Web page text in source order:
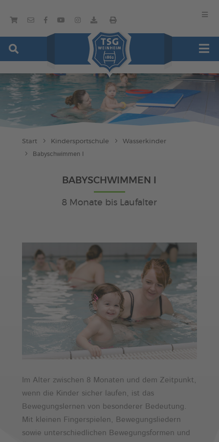
Start Kindersportschule
Wasserkinder
Babyschwimmen I
BABYSCHWIMMEN I
8 Monate bis Laufalter
Im Alter zwischen 8 Monaten und dem Zeitpunkt,
wenn die Kinder sicher laufen, ist das
Bewegungslernen von besonderer Bedeutung.
Mit kleinen Fingerspielen, Bewegungsliedern
sowie unterschiedlichen Bewegungsformen und